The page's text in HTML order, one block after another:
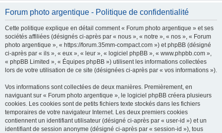
Forum photo argentique - Politique de confidentialité
Cette politique explique en détail comment « Forum photo argentique » et ses
sociétés affiliées (désignés ci-après par « nous », « notre », « nos », « Forum
photo argentique », « https://forum.35mm-compact.com ») et phpBB (désigné
ci-après par « ils », « eux », « leur », « logiciel phpBB », « www.phpbb.com »,
« phpBB Limited », « Équipes phpBB ») utilisent les informations collectées
lors de votre utilisation de ce site (désignées ci-après par « vos informations »).
Vos informations sont collectées de deux manières. Premièrement, en
naviguant sur « Forum photo argentique », le logiciel phpBB créera plusieurs
cookies. Les cookies sont de petits fichiers texte stockés dans les fichiers
temporaires de votre navigateur Internet. Les deux premiers cookies
contiennent un identifiant utilisateur (désigné ci-après par « user-id ») et un
identifiant de session anonyme (désigné ci-après par « session-id »), tous